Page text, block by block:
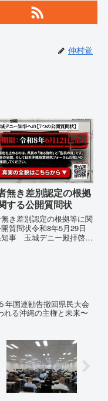
仲村覚
無き差別認定の根拠
する公開質問状
き差別認定の根拠等に関
質問状令和8年5月29日
事 玉城デニー殿拝啓貴
年国連勧告撤回県民大会
る沖縄の主権と未来〜